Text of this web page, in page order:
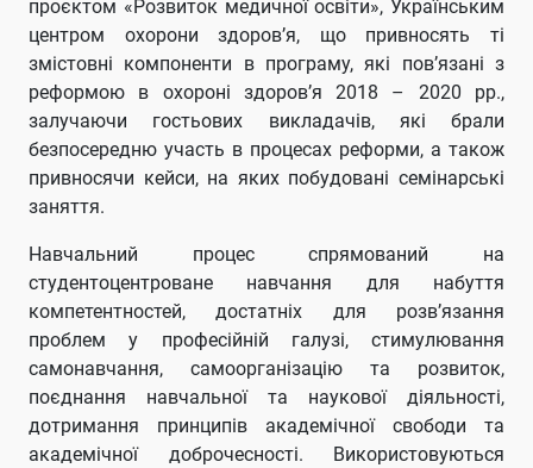
проєктом «Розвиток медичної освіти», Українським
центром охорони здоров’я, що привносять ті
змістовні компоненти в програму, які пов’язані з
реформою в охороні здоров’я 2018 – 2020 рр.,
залучаючи гостьових викладачів, які брали
безпосередню участь в процесах реформи, а також
привносячи кейси, на яких побудовані семінарські
заняття.
Навчальний процес спрямований на
студентоцентроване навчання для набуття
компетентностей, достатніх для розв’язання
проблем у професійній галузі, стимулювання
самонавчання, самоорганізацію та розвиток,
поєднання навчальної та наукової діяльності,
дотримання принципів академічної свободи та
академічної доброчесності. Використовуються